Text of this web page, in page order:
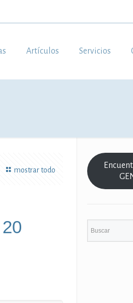
Artículos Servicios
mostrar todo